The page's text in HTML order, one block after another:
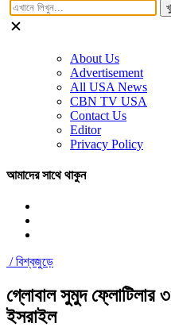
About Us
Advertisement
All USA News
CBN TV USA
Contact Us
Editor
Privacy Policy
আমাদের সাথে থাকুন
/বিশ্বজুড়ে
গ্লোবাল সুমুদ ফ্লোটিলার
ইসরাইল